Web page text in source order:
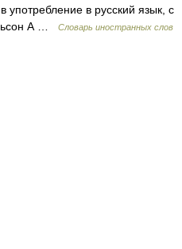
в русский язык, с
А …
Словарь иностранных слов